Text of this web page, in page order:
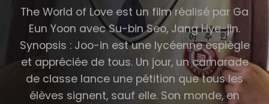
The World of Love est un film réalisé par Ga
Eun Yoon avec Su-bin Seo, Jang Hye-jin.
Synopsis : Joo-in est une lycéenne espiègle
et appréciée de tous. Un jour, un camarade
de classe lance une pétition que tous les
élèves signent, sauf elle. Son monde, en